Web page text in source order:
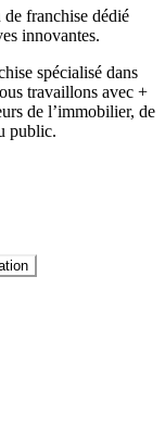
franchise dédié
innovantes.
spécialisé dans
travaillons avec +
de l’immobilier, de
public.